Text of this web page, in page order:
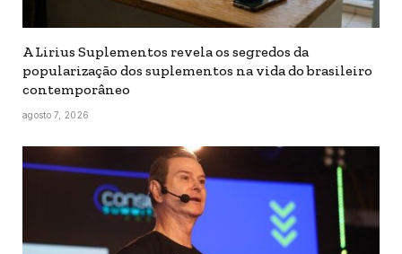
A Lirius Suplementos revela os segredos da
popularização dos suplementos na vida do brasileiro
contemporâneo
agosto 7, 2026